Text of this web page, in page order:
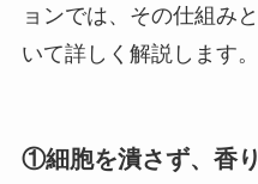
ョンでは、その仕組み
いて詳しく解説します。
①細胞を潰さず、香